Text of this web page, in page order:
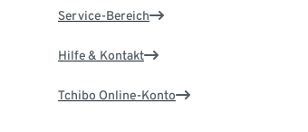
Service-Bereich
Hilfe & Kontakt
Tchibo Online-Konto